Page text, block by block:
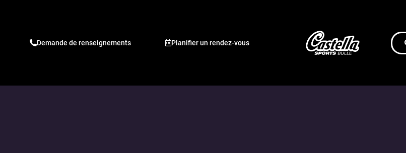
Demande de renseignements Planifier un rendez-vous